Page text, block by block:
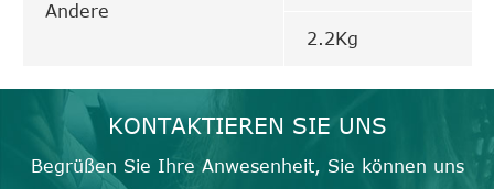
Andere
2.2Kg
KONTAKTIEREN SIE UNS
Begrüßen Sie Ihre Anwesenheit, Sie können uns